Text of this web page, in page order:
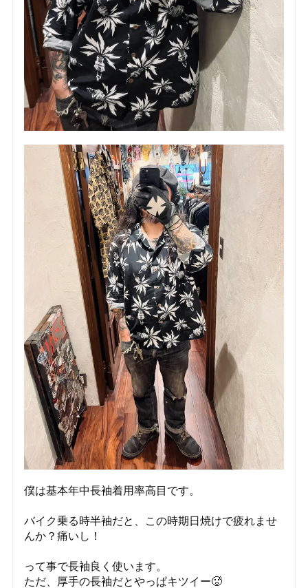
僕は基本年中長袖着用率高目です。
バイク乗る時半袖だと、この時期日焼けで疲れませ
んか？痛いし！
って事で長袖良く使います。
ただ、厚手の長袖だとやっぱキツイー🥵